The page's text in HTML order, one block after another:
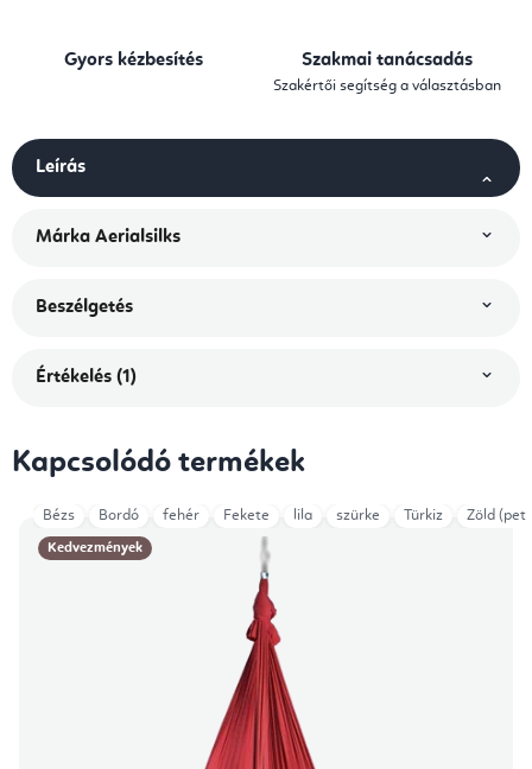
Gyors kézbesítés Szakmai tanácsadás
Szakértői segítség a választásban
Leírás
Márka Aerialsilks
Beszélgetés
Értékelés (1)
Kapcsolódó termékek
Kedvezmények
Bézs Bordó fehér Fekete lila szürke Türkiz Zöld